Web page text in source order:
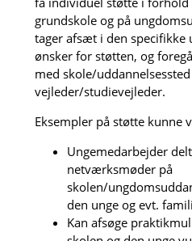
grundskole og på
tager afsæt i den specifikke
ønsker for støtten, og
med skole/
vejleder/studievejleder.
Eksempler på støtte kunne
Ungemedarbejder
netværksmøder på
skolen/
den unge og evt.
Kan afsøge